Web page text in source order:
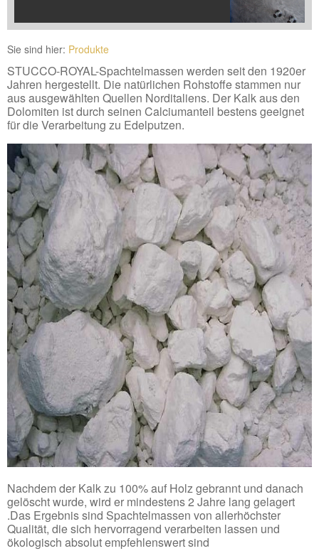
Sie sind hier: Produkte
STUCCO-ROYAL-Spachtelmassen werden seit den 1920er
Jahren hergestellt. Die natürlichen Rohstoffe stammen nur
aus ausgewählten Quellen Norditaliens. Der Kalk aus den
Dolomiten ist durch seinen Calciumanteil bestens geeignet
für die Verarbeitung zu Edelputzen.
Nachdem der Kalk zu 100% auf Holz gebrannt und danach
gelöscht wurde, wird er mindestens 2 Jahre lang gelagert
.Das Ergebnis sind Spachtelmassen von allerhöchster
Qualität, die sich hervorragend verarbeiten lassen und
ökologisch absolut empfehlenswert sind